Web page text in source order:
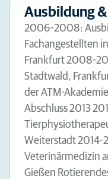
Ausbildung
2006-2008:
Fachangestellten
Frankfurt 2008-
Stadtwald,
der ATM-
Abschluss 2013
Weiterstadt 2014-
Veterinärmedizin
Gießen